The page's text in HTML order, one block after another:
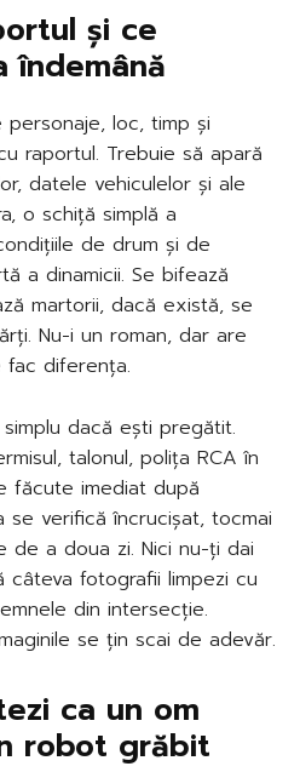
și ce
îndemână
loc, timp și
raportul. Trebuie să apară
datele vehiculelor și ale
o schiță simplă a
de drum și de
a dinamicii. Se bifează
martorii, dacă există, se
Nu-i un roman, dar are
fac diferența.
dacă ești pregătit.
talonul, polița RCA în
făcute imediat după
se verifică încrucișat, tocmai
de a doua zi. Nici nu-ți dai
fotografii limpezi cu
din intersecție.
se țin scai de adevăr.
ca un om
robot grăbit